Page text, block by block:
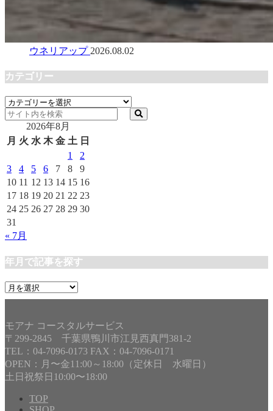
ウネリアップ 2026.08.02
カテゴリー
カ
テ
リ
2026年8月
月 火 水 木 金 土 日
1
2
3
4 5 6 7 8
9
10 11 12 13 14 15 16
17 18 19 20 21 22 23
24 25 26 27 28 29 30
31
« 7月
年月で記事を探す
年
月
記
事
を
探
す
モアナ コースタルサービス
〒299-2845 千葉県鴨川市江見西真門381-2
TEL：04-7096-0173 FAX：04-7096-0171
OPEN：月〜金11:00～18:00（定休日 水曜日）
土日祝祭日10:00〜18:00
TOP